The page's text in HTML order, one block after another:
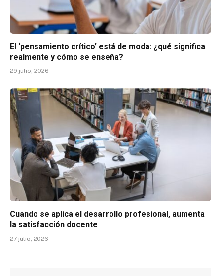
El ‘pensamiento crítico’ está de moda: ¿qué significa
realmente y cómo se enseña?
29 julio, 2026
Cuando se aplica el desarrollo profesional, aumenta
la satisfacción docente
27 julio, 2026